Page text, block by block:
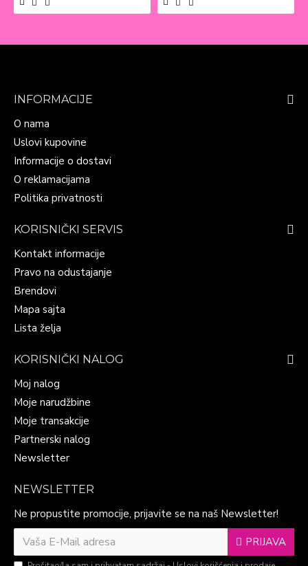
INFORMACIJE
O nama
Uslovi kupovine
Informacije o dostavi
O reklamacijama
Politika privatnosti
KORISNIČKI SERVIS
Kontakt informacije
Pravo na odustajanje
Brendovi
Mapa sajta
Lista želja
KORISNIČKI NALOG
Moj nalog
Moje narudžbine
Moje transakcije
Partnerski nalog
Newsletter
NEWSLETTER
Ne propustite promocije, prijavite se na naš Newsletter!
PRIJAVA